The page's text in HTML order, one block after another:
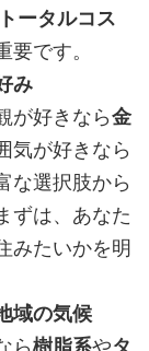
ータルコス
です。
み
が好きなら金
気が好きなら
な選択肢から
ずは、あなた
みたいかを明
域の気候